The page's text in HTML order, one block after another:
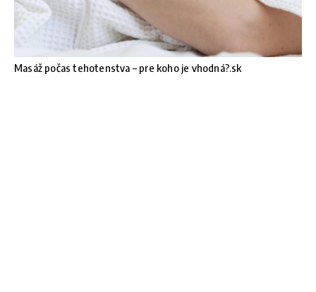
Masáž počas tehotenstva – pre koho je vhodná?.sk